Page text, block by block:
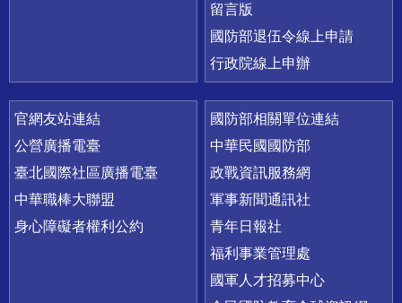
留言版
國防部退伍令線上申請
行政院線上申辦
官網友站連結
公營廣播電臺
臺北國際社區廣播電臺
中華職棒大聯盟
身心障礙者權利公約
國防部相關單位連結
中華民國國防部
政戰資訊服務網
軍事新聞通訊社
青年日報社
福利事業管理處
國軍人才招募中心